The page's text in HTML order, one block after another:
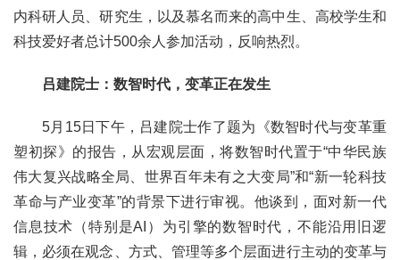
内科研人员、研究生，以及慕名而来的高中生、高校学生和
科技爱好者总计500余人参加活动，反响热烈。
吕建院士：数智时代，变革正在发生
5月15日下午，吕建院士作了题为《数智时代与变革重
塑初探》的报告，从宏观层面，将数智时代置于“中华民族
伟大复兴战略全局、世界百年未有之大变局”和“新一轮科技
革命与产业变革”的背景下进行审视。他谈到，面对新一代
信息技术（特别是AI）为引擎的数智时代，不能沿用旧逻
辑，必须在观念、方式、管理等多个层面进行主动的变革与